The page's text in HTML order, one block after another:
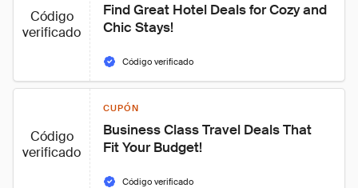
Código
verificado
Find Great Hotel Deals for Cozy and
Chic Stays!
Código verificado
Código
verificado
CUPÓN
Business Class Travel Deals That
Fit Your Budget!
Código verificado